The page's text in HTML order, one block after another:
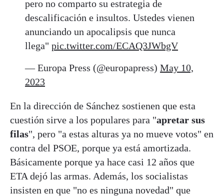
pero no comparto su estrategia de
descalificación e insultos. Ustedes vienen
anunciando un apocalipsis que nunca
llega" pic.twitter.com/ECAQ3JWbgV
— Europa Press (@europapress) May 10,
2023
En la dirección de Sánchez sostienen que esta
cuestión sirve a los populares para "apretar sus
filas", pero "a estas alturas ya no mueve votos" en
contra del PSOE, porque ya está amortizada.
Básicamente porque ya hace casi 12 años que
ETA dejó las armas. Además, los socialistas
insisten en que "no es ninguna novedad" que